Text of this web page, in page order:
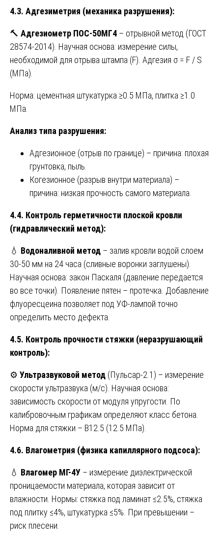
4.3. Адгезиметрия (механика разрушения):
🔨 Адгезиометр ПОС-50МГ4 – отрывной метод (ГОСТ
28574-2014). Научная основа: измерение силы,
необходимой для отрыва штампа (F). Адгезия σ = F / S
(МПа).
Норма: цементная штукатурка ≥0.5 МПа, плитка ≥1.0
МПа.
Анализ типа разрушения:
Адгезионное (отрыв по границе) – причина: плохая
грунтовка, пыль.
Когезионное (разрыв внутри материала) –
причина: низкая прочность самого материала.
4.4. Контроль герметичности плоской кровли
(гидравлический метод):
💧 Водоналивной метод – залив кровли водой слоем
30-50 мм на 24 часа (сливные воронки заглушены).
Научная основа: закон Паскаля (давление передается
во все точки). Появление пятен – протечка. Добавление
флуоресцеина позволяет под УФ-лампой точно
определить место дефекта.
4.5. Контроль прочности стяжки (неразрушающий
контроль):
⚙️ Ультразвуковой метод (Пульсар-2.1) – измерение
скорости ультразвука (м/с). Научная основа:
зависимость скорости от модуля упругости. По
калибровочным графикам определяют класс бетона.
Норма для стяжки – B12.5 (12.5 МПа).
4.6. Влагометрия (физика капиллярного подсоса):
💧 Влагомер МГ-4У – измерение диэлектрической
проницаемости материала, которая зависит от
влажности. Нормы: стяжка под ламинат ≤2.5%, стяжка
под плитку ≤4%, штукатурка ≤5%. При превышении –
риск плесени.